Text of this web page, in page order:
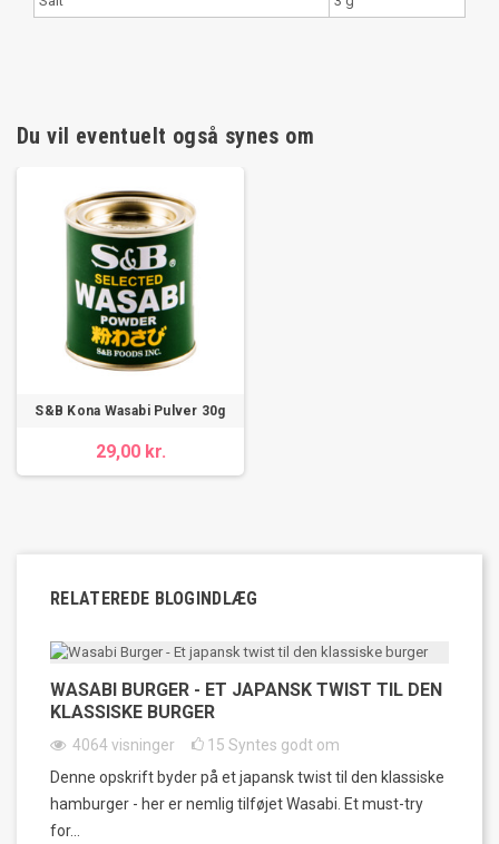
Du vil eventuelt også synes om
S&B Kona Wasabi Pulver 30g
29,00 kr.
RELATEREDE BLOGINDLÆG
WASABI BURGER - ET JAPANSK TWIST TIL DEN
KLASSISKE BURGER
4064visninger 15 Syntes godt om
Denne opskrift byder på et japansk twist til den klassiske
hamburger - her er nemlig tilføjet Wasabi. Et must-try
for...